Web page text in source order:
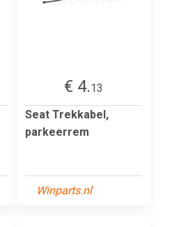
€ 4.13
Seat Trekkabel,
parkeerrem
Winparts.nl